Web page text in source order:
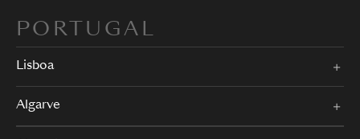
PORTUGAL
Lisboa
Algarve